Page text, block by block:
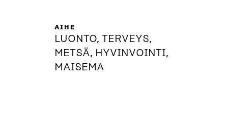
AIHE
LUONTO, TERVEYS,
METSÄ, HYVINVOINTI,
MAISEMA